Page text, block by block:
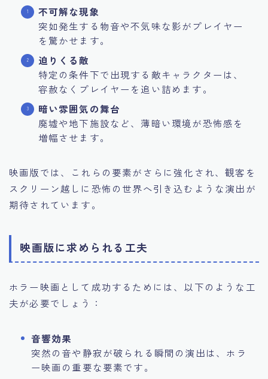
不可解な現象
突如発生する物音や不気味な影がプレイヤー
を驚かせます。
迫りくる敵
特定の条件下で出現する敵キャラクターは、
容赦なくプレイヤーを追い詰めます。
暗い雰囲気の舞台
廃墟や地下施設など、薄暗い環境が恐怖感を
増幅させます。
映画版では、これらの要素がさらに強化され、観客を
スクリーン越しに恐怖の世界へ引き込むような演出が
期待されています。
映画版に求められる工夫
ホラー映画として成功するためには、以下のような工
夫が必要でしょう：
音響効果
突然の音や静寂が破られる瞬間の演出は、ホラ
ー映画の重要な要素です。